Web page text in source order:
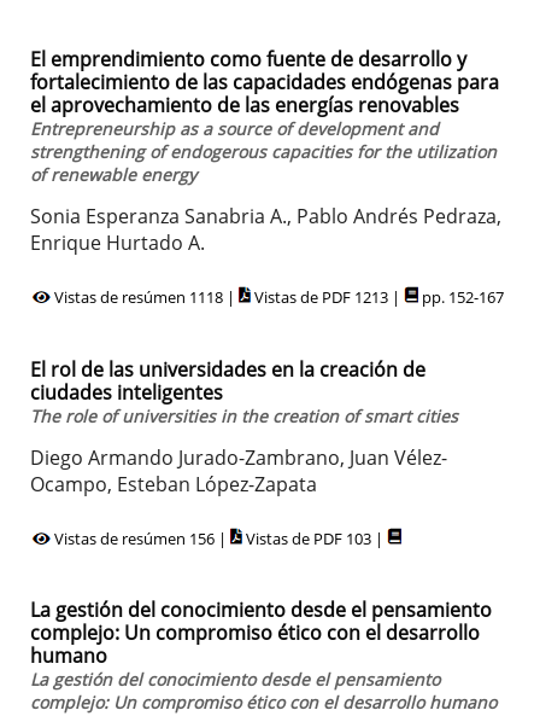
El emprendimiento como fuente de desarrollo y
fortalecimiento de las capacidades endógenas para
el aprovechamiento de las energías renovables
Entrepreneurship as a source of development and
strengthening of endogerous capacities for the utilization
of renewable energy
Sonia Esperanza Sanabria A., Pablo Andrés Pedraza,
Enrique Hurtado A.
Vistas de resúmen 1118 | Vistas de PDF 1213 | pp. 152-167
El rol de las universidades en la creación de
ciudades inteligentes
The role of universities in the creation of smart cities
Diego Armando Jurado-Zambrano, Juan Vélez-
Ocampo, Esteban López-Zapata
Vistas de resúmen 156 | Vistas de PDF 103 |
La gestión del conocimiento desde el pensamiento
complejo: Un compromiso ético con el desarrollo
humano
La gestión del conocimiento desde el pensamiento
complejo: Un compromiso ético con el desarrollo humano